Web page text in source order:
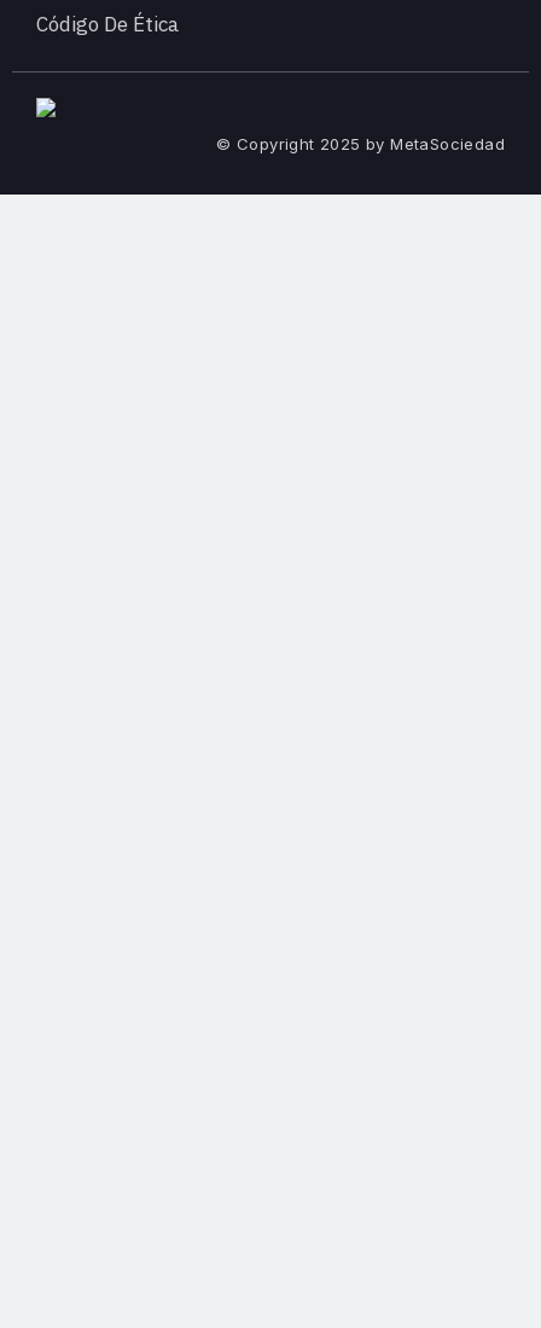
Código De Ética
© Copyright 2025 by MetaSociedad